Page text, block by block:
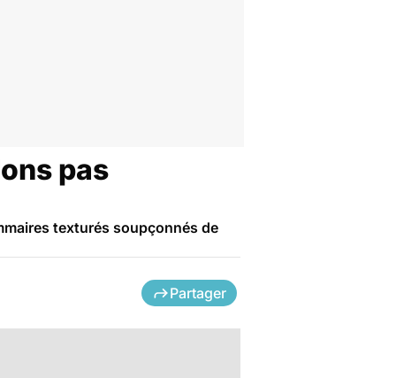
pas
texturés soupçonnés de
Partager